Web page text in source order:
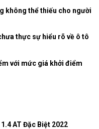
không thể thiếu cho người
thực sự hiểu rõ về ô tô
với mức giá khởi điểm
AT Đặc Biệt 2022